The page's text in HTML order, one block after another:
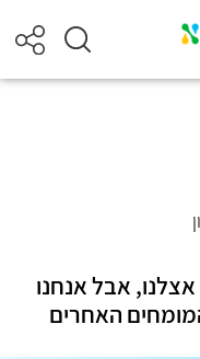
אבל אנחנו
האחרים